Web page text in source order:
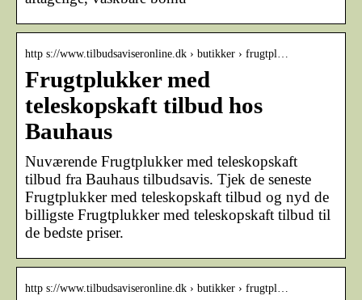
http s://www.tilbudsaviseronline.dk › butikker › frugtpl…
Frugtplukker med
teleskopskaft tilbud hos
Bauhaus
Nuværende Frugtplukker med teleskopskaft
tilbud fra Bauhaus tilbudsavis. Tjek de seneste
Frugtplukker med teleskopskaft tilbud og nyd de
billigste Frugtplukker med teleskopskaft tilbud til
de bedste priser.
http s://www.tilbudsaviseronline.dk › butikker › frugtpl…